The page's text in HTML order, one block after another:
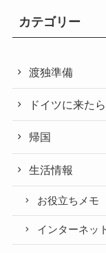
カテゴリー
渡独準備
ドイツに来たら
帰国
生活情報
お役立ちメモ
インターネッ